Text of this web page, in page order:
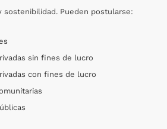
sostenibilidad. Pueden postularse:
sin fines de lucro
con fines de lucro